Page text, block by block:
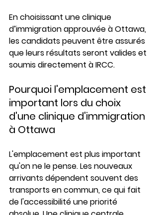
En choisissant une clinique
d’immigration approuvée à Ottawa,
les candidats peuvent être assurés
que leurs résultats seront valides et
soumis directement à IRCC.
Pourquoi l'emplacement est
important lors du choix
d'une clinique d'immigration
à Ottawa
L'emplacement est plus important
qu'on ne le pense. Les nouveaux
arrivants dépendent souvent des
transports en commun, ce qui fait
de l'accessibilité une priorité